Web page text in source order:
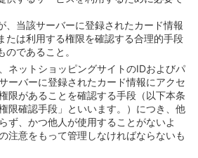
、当該サーバーに登録されたカード情報
たは利用する権限を確認する合理的手段
のであること。
ネットショッピングサイトのIDおよびパ
ーバーに登録されたカード情報にアクセ
限があることを確認する手段（以下本条
限確認手段」といいます。）につき、他
ず、かつ他人が使用することがないよ
注意をもって管理しなければならないも